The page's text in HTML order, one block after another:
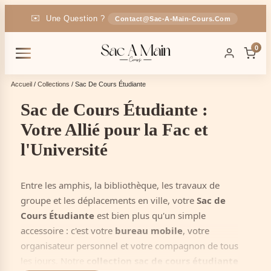
✉️ Une Question ? Contact@sac-A-Main-Cours.com
Livraison OFFERTE En France
🎁 -5% Code : SAC5
0
Accueil / Collections / Sac De Cours Étudiante
Sac de Cours Étudiante :
Votre Allié pour la Fac et
l'Université
Entre les amphis, la bibliothèque, les travaux de
groupe et les déplacements en ville, votre Sac de
Cours Étudiante est bien plus qu'un simple
accessoire : c'est votre bureau mobile, votre
organisateur personnel et votre compagnon de tous
les jours. Notre
collection sac de cours étudiante